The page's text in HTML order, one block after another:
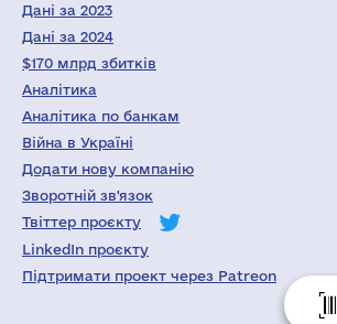
Дані за 2023
Дані за 2024
$170 млрд збитків
Аналітика
Аналітика по банкам
Війна в Україні
Додати нову компанію
Зворотній зв'язок
Твіттер проєкту
LinkedIn проєкту
Підтримати проект через Patreon